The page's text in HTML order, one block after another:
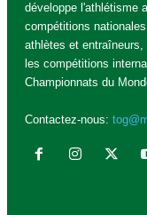
développe l'athlétisme
compétitions
athlètes et entraîneurs,
les compétitions
Championnats du
Contactez-nous: